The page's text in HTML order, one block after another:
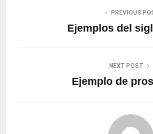
PREVIOUS
Ejemplos del
NEXT POST
Ejemplo de